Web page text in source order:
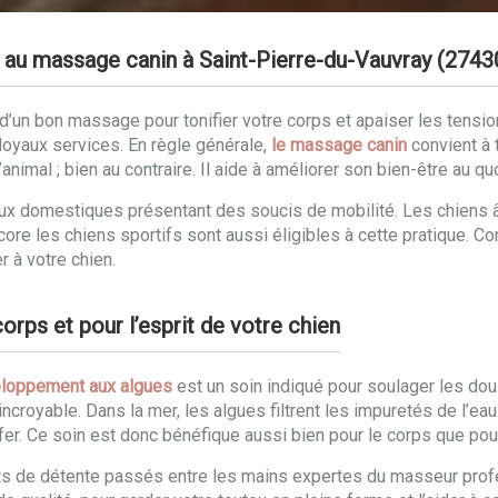
massage canin à Saint-Pierre-du-Vauvray
bon massage pour tonifier votre corps et apaiser les
services. En règle générale, le massage canin convient à
; bien au contraire. Il aide à améliorer son bien-être au
domestiques présentant des soucis de mobilité. Les
les chiens sportifs sont aussi éligibles à cette pratique.
à votre chien.
et pour l’esprit de votre chien
aux algues est un soin indiqué pour soulager les
Dans la mer, les algues filtrent les impuretés de
Ce soin est donc bénéfique aussi bien pour le corps que
de détente passés entre les mains expertes du masseur